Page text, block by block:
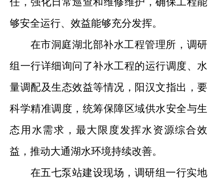
够安全运行、 效益能够充分发挥。
在市洞庭湖北部补水工程管理所 ， 调研
组一行详细询问了补水工程的运行调度、水
量调配及生态效益等情况，阳汉文指出，要
科学精准调度，统筹保障区域供水安全与生
态用水需求，最大限度发挥水资源综合效
益，推动大通湖水环境持续改善。
在五七泵站建设现场，调研组一行实地